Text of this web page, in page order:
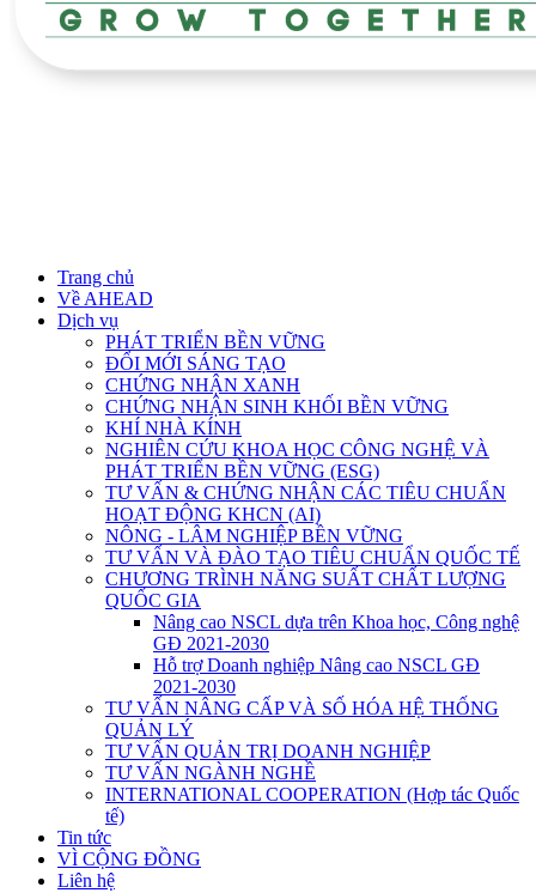
Trang chủ
Về AHEAD
Dịch vụ
PHÁT TRIỂN BỀN VỮNG
ĐỔI MỚI SÁNG TẠO
CHỨNG NHẬN XANH
CHỨNG NHẬN SINH KHỐI BỀN VỮNG
KHÍ NHÀ KÍNH
NGHIÊN CỨU KHOA HỌC CÔNG NGHỆ VÀ
PHÁT TRIỂN BỀN VỮNG (ESG)
TƯ VẤN & CHỨNG NHẬN CÁC TIÊU CHUẨN
HOẠT ĐỘNG KHCN (AI)
NÔNG - LÂM NGHIỆP BỀN VỮNG
TƯ VẤN VÀ ĐÀO TẠO TIÊU CHUẨN QUỐC TẾ
CHƯƠNG TRÌNH NĂNG SUẤT CHẤT LƯỢNG
QUỐC GIA
Nâng cao NSCL dựa trên Khoa học, Công nghệ
GĐ 2021-2030
Hỗ trợ Doanh nghiệp Nâng cao NSCL GĐ
2021-2030
TƯ VẤN NÂNG CẤP VÀ SỐ HÓA HỆ THỐNG
QUẢN LÝ
TƯ VẤN QUẢN TRỊ DOANH NGHIỆP
TƯ VẤN NGÀNH NGHỀ
INTERNATIONAL COOPERATION (Hợp tác Quốc
tế)
Tin tức
VÌ CỘNG ĐỒNG
Liên hệ